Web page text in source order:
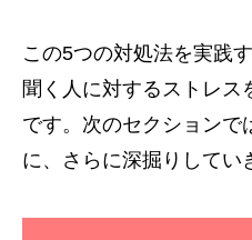
この5つの対処法を実践
聞く人に対するストレス
です。次のセクションで
に、さらに深掘りしてい